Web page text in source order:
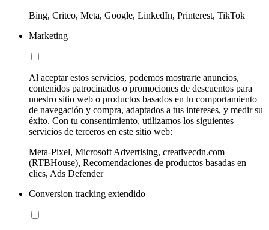
Bing, Criteo, Meta, Google, LinkedIn, Printerest, TikTok
Marketing
Al aceptar estos servicios, podemos mostrarte anuncios,
contenidos patrocinados o promociones de descuentos para
nuestro sitio web o productos basados en tu comportamiento
de navegación y compra, adaptados a tus intereses, y medir su
éxito. Con tu consentimiento, utilizamos los siguientes
servicios de terceros en este sitio web:
Meta-Pixel, Microsoft Advertising, creativecdn.com
(RTBHouse), Recomendaciones de productos basadas en
clics, Ads Defender
Conversion tracking extendido